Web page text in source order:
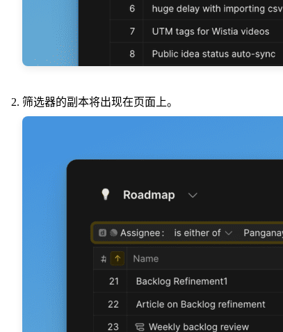
筛选器的副本将出现在页面上。